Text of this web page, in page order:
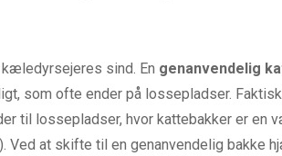
sind. En genanvendelig
som ofte ender på lossepladser.
til lossepladser, hvor kattebakker er en
Ved at skifte til en genanvendelig bakke